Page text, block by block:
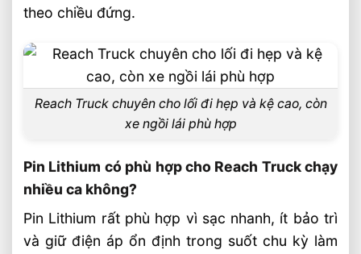
theo chiều đứng.
Reach Truck chuyên cho lối đi hẹp và kệ cao, còn
xe ngồi lái phù hợp
Pin Lithium có phù hợp cho Reach Truck chạy
nhiều ca không?
Pin Lithium rất phù hợp vì sạc nhanh, ít bảo trì
và giữ điện áp ổn định trong suốt chu kỳ làm